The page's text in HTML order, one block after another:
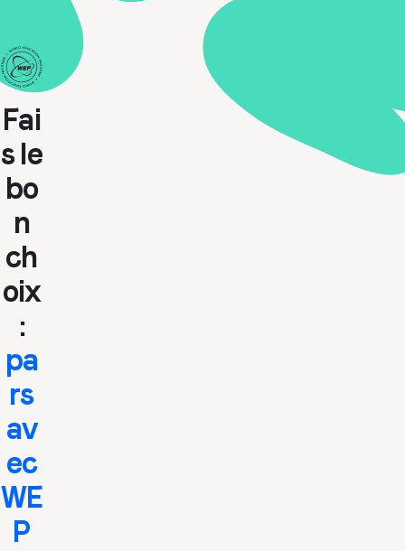
Fai
s le
bo
n
ch
oix
:
pa
rs
av
ec
WE
P